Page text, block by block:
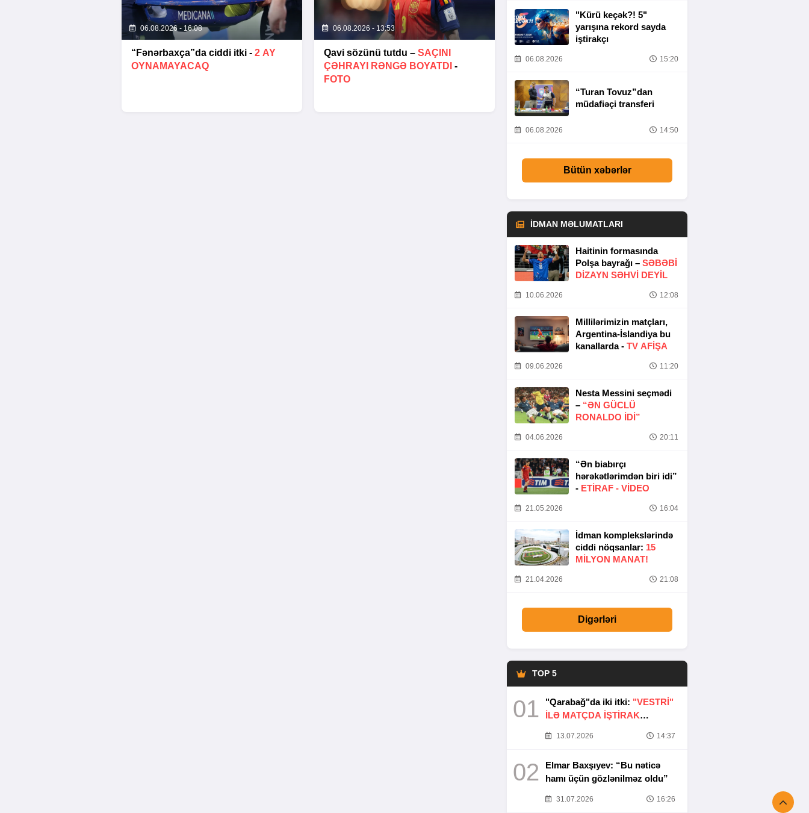
06.08.2026 - 16:08
“Fənərbaxça”da ciddi itki - 2 AY
OYNAMAYACAQ
06.08.2026 - 13:53
Qavi sözünü tutdu – SAÇINI
ÇƏHRAYI RƏNGƏ BOYATDI -
FOTO
"Kürü keçək?! 5"
yarışına rekord sayda
iştirakçı
06.08.2026 15:20
“Turan Tovuz”dan
müdafiəçi transferi
06.08.2026 14:50
Bütün xəbərlər
İDMAN MƏLUMATLARI
Haitinin formasında
Polşa bayrağı – SƏBƏBI
DIZAYN SƏHVI DEYIL
10.06.2026 12:08
Millilərimizin matçları,
Argentina-İslandiya bu
kanallarda - TV AFİŞA
09.06.2026 11:20
Nesta Messini seçmədi
– “ƏN GÜCLÜ
RONALDO IDI”
04.06.2026 20:11
“Ən biabırçı
hərəkətlərimdən biri idi”
- ETIRAF - VİDEO
21.05.2026 16:04
İdman komplekslərində
ciddi nöqsanlar: 15
MILYON MANAT!
21.04.2026 21:08
Digərləri
TOP 5
01 "Qarabağ"da iki itki: "VESTRİ"
İLƏ MATÇDA İŞTİRAK
13.07.2026 14:37
02
Elmar Baxşıyev: “Bu nəticə
hamı üçün gözlənilməz oldu”
31.07.2026 16:26